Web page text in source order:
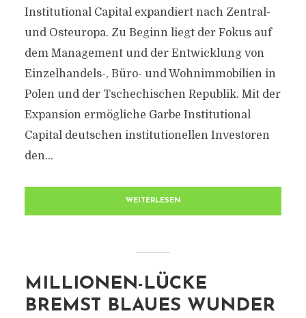
Institutional Capital expandiert nach Zentral-
und Osteuropa. Zu Beginn liegt der Fokus auf
dem Management und der Entwicklung von
Einzelhandels-, Büro- und Wohnimmobilien in
Polen und der Tschechischen Republik. Mit der
Expansion ermögliche Garbe Institutional
Capital deutschen institutionellen Investoren
den...
WEITERLESEN
MILLIONEN-LÜCKE
BREMST BLAUES WUNDER